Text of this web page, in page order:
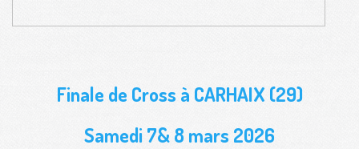
Finale de Cross à CARHAIX (29)
Samedi 7& 8 mars 2026